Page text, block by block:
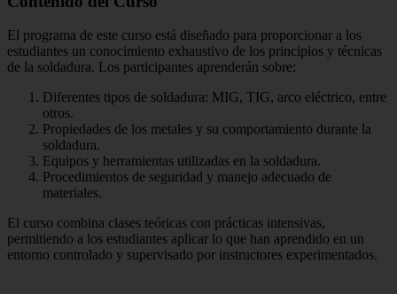
El programa de este curso está diseñado para proporcionar a los
estudiantes un conocimiento exhaustivo de los principios y técnicas
de la soldadura. Los participantes aprenderán sobre:
Diferentes tipos de soldadura: MIG, TIG, arco eléctrico, entre
otros.
Propiedades de los metales y su comportamiento durante la
soldadura.
Equipos y herramientas utilizadas en la soldadura.
Procedimientos de seguridad y manejo adecuado de
materiales.
El curso combina clases teóricas con prácticas intensivas,
permitiendo a los estudiantes aplicar lo que han aprendido en un
entorno controlado y supervisado por instructores experimentados.